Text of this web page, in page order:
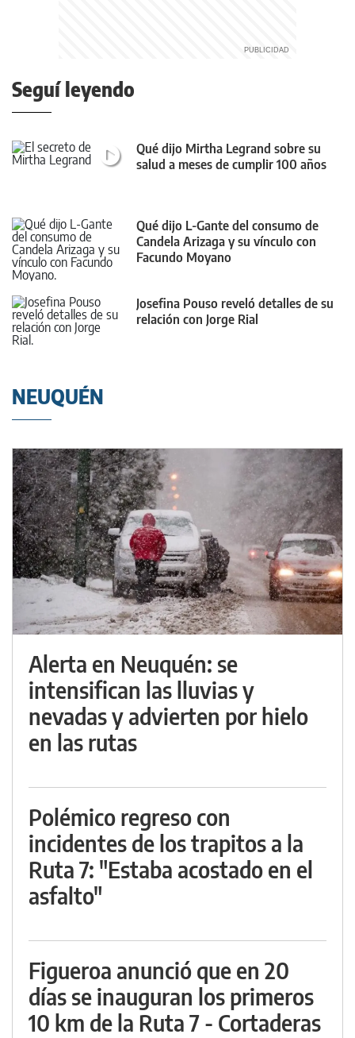
Seguí leyendo
Qué dijo Mirtha Legrand sobre su
salud a meses de cumplir 100 años
Qué dijo L-Gante del consumo de
Candela Arizaga y su vínculo con
Facundo Moyano
Josefina Pouso reveló detalles de su
relación con Jorge Rial
NEUQUÉN
Alerta en Neuquén: se
intensifican las lluvias y
nevadas y advierten por hielo
en las rutas
Polémico regreso con
incidentes de los trapitos a la
Ruta 7: "Estaba acostado en el
asfalto"
Figueroa anunció que en 20
días se inauguran los primeros
10 km de la Ruta 7 - Cortaderas